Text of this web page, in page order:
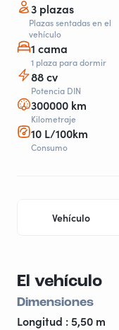
3 plazas
Plazas sentadas en el
vehículo
1 cama
1 plaza para dormir
88 cv
Potencia DIN
300000 km
Kilometraje
10 L/100km
Consumo
Vehículo
El vehículo
Dimensiones
Longitud : 5,50 m